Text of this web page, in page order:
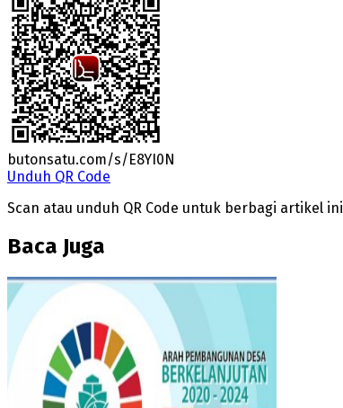
butonsatu.com/s/E8YI0N
Unduh QR Code
Scan atau unduh QR Code untuk berbagi artikel ini
Baca Juga